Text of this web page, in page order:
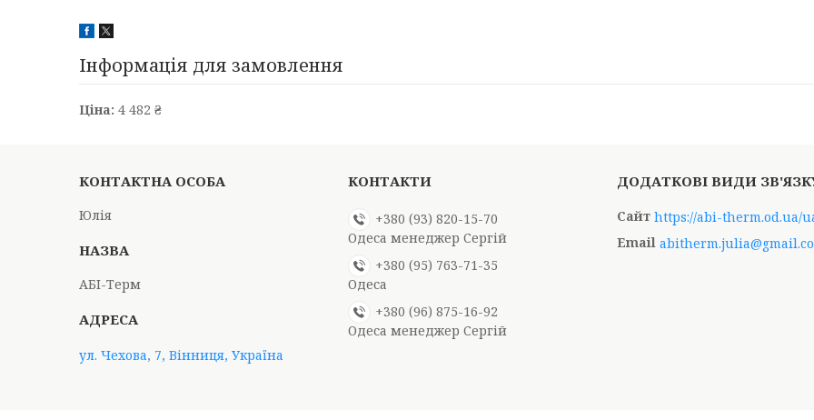
Інформація для замовлення
Ціна: 4 482 ₴
Юлія
АБІ-Терм
ул. Чехова, 7, Вінниця, Україна
+380 (93) 820-15-70
Одеса менеджер Сергій
+380 (95) 763-71-35
Одеса
+380 (96) 875-16-92
Одеса менеджер Сергій
https://abi-therm.od.ua/